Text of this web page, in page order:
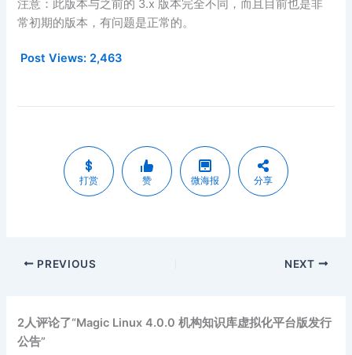
注意：此版本与之前的 3.x 版本完全不同，而且目前也是非
常初期的版本，有问题是正常的。
Post Views: 2,463
打赏 赞 微海报 分享
PREVIOUS NEXT
2人评论了“Magic Linux 4.0.0 机构知识库虚拟化平台版发行
公告”